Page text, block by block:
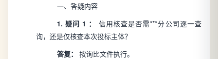
一、答疑内容
1. 疑问 1 ： 信用核查是否需***分公司逐一查
询，还是仅核查本次投标主体？
答复： 按询比文件执行。